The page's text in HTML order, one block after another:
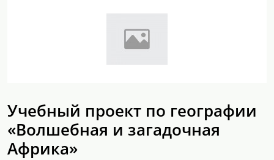
Учебный проект по географии
«Волшебная и загадочная
Африка»